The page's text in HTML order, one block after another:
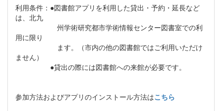
利用条件：●図書館アプリを利用した貸出・予約・延長など
は、北九
州学術研究都市学術情報センター図書室での利
用に限り
ます。（市内の他の図書館ではご利用いただけ
ません）
●貸出の際には図書館への来館が必要です。
参加方法およびアプリのインストール方法はこちら